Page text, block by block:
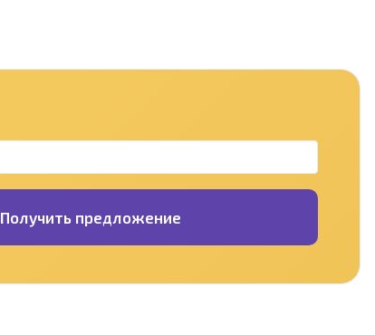
Получить предложение